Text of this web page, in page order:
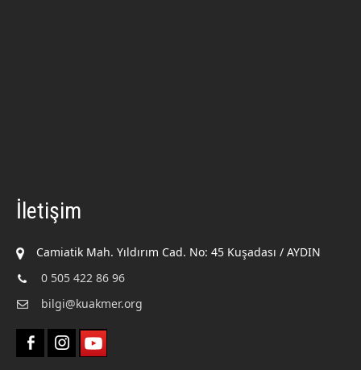
İletişim
Camiatik Mah. Yıldırım Cad. No: 45 Kuşadası / AYDIN
0 505 422 86 96
bilgi@kuakmer.org